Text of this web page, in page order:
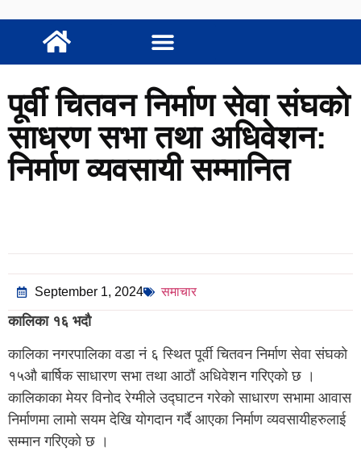
पूर्वी चितवन निर्माण सेवा संघकाे
साधरण सभा तथा अधिवेशन:
निर्माण व्यवसायी सम्मानित
September 1, 2024 समाचार
कालिका १६ भदौ
कालिका नगरपालिका वडा नं ६ स्थित पूर्वी चितवन निर्माण सेवा संघकाे
१५औ बार्षिक साधारण सभा तथा आठाैं अधिवेशन गरिएकाे छ ।
कालिकाका मेयर विनाेद रेग्मीले उद्घाटन गरेकाे साधारण सभामा आवास
निर्माणमा लामाे सयम देखि याेगदान गर्दै आएका निर्माण व्यवसायीहरुलाई
सम्मान गरिएकाे छ ।